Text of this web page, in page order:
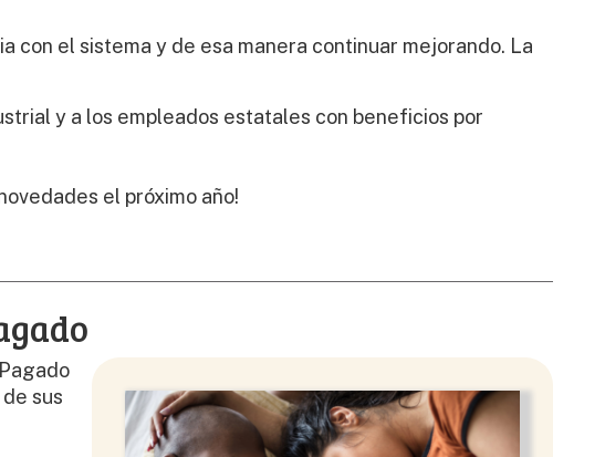
con el sistema y de esa manera continuar mejorando. La
y a los empleados estatales con beneficios por
el próximo año!
sus